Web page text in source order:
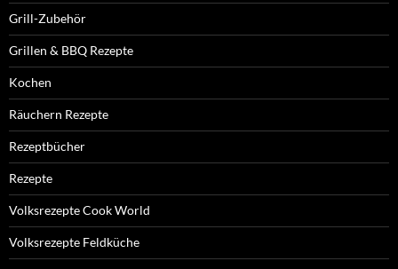
Grill-Zubehör
Grillen & BBQ Rezepte
Kochen
Räuchern Rezepte
Rezeptbücher
Rezepte
Volksrezepte Cook World
Volksrezepte Feldküche